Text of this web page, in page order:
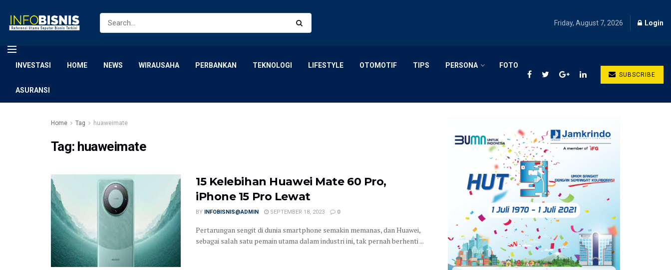
Friday, August 7, 2026 Login
INVESTASI HOME NEWS WIRAUSAHA PERBANKAN TEKNOLOGI LIFESTYLE OTOMOTIF TIPS PERSONA FOTO
ASURANSI
SUBSCRIBE
Home Tag huaweimate
Tag: huaweimate
15 Kelebihan Huawei Mate 60 Pro,
iPhone 15 Pro Lewat
BY INFOBISNIS@ADMIN SEPTEMBER 18, 2023 0
Pertarungan sengit di dunia smartphone semakin memanas, dan Huawei,
sebagai salah satu pemain utama dalam industri ini, tak pernah berhenti ...